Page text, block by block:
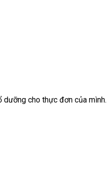
cho thực đơn của mình.